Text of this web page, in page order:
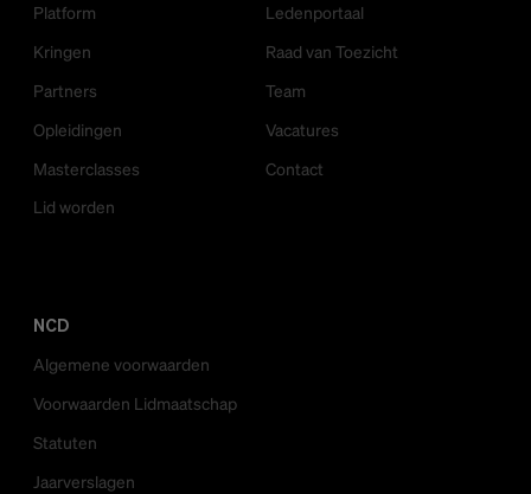
Platform
Kringen
Partners
Opleidingen
Masterclasses
Lid worden
Ledenportaal
Raad van Toezicht
Team
Vacatures
Contact
NCD
Algemene voorwaarden
Voorwaarden Lidmaatschap
Statuten
Jaarverslagen